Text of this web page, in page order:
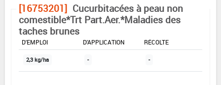
[16753201] Cucurbitacées à peau non
comestible*Trt Part.Aer.*Maladies des
taches brunes
DOSE MAX
D'EMPLOI
D'APPLICATION
RÉCOLTE
2,3 kg/ha - -